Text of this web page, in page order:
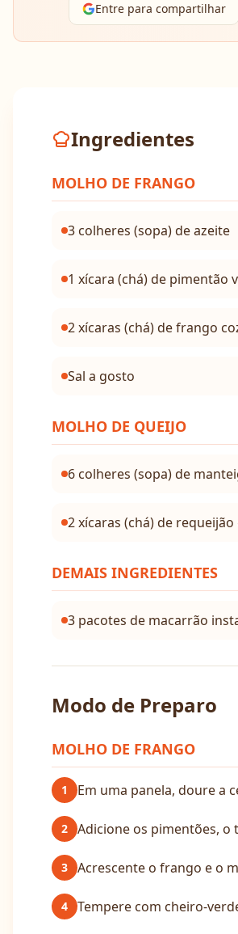
Entre para compartilhar
Ingredientes
MOLHO DE FRANGO
3 colheres (sopa) de azeite
1 xícara (chá) de pimentão
2 xícaras (chá) de frango
Sal a gosto
MOLHO DE QUEIJO
6 colheres (sopa) de
2 xícaras (chá) de
DEMAIS INGREDIENTES
3 pacotes de macarrão
Modo de Preparo
MOLHO DE FRANGO
1 Em uma panela, doure a
2 Adicione os pimentões, o
3 Acrescente o frango e o
4 Tempere com cheiro-